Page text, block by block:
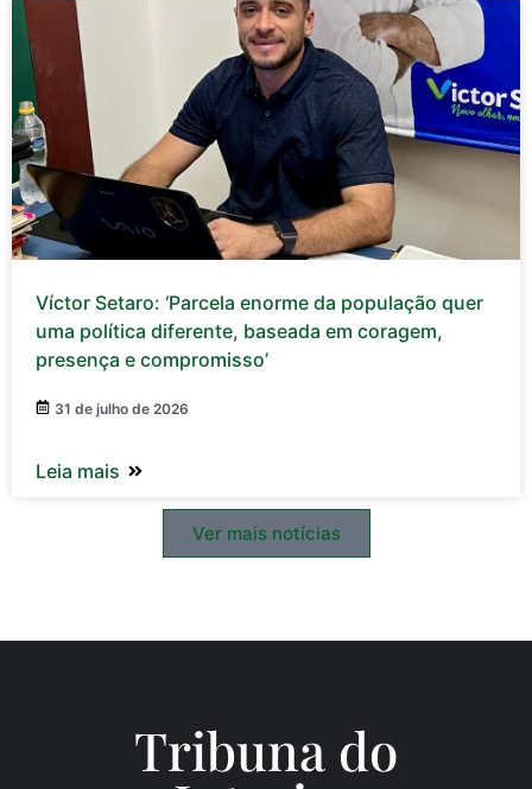
Víctor Setaro: ‘Parcela enorme da população quer
uma política diferente, baseada em coragem,
presença e compromisso’
31 de julho de 2026
Leia mais
Ver mais notícias
Tribuna do